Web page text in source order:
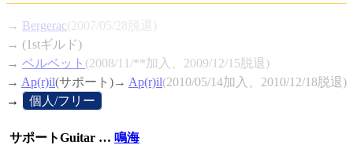
→ Bergerac(2007/05/28脱退)
→ (1stギルド)
→ ベルベット (2008/11/**加入、2009/12/15脱退)
→ Ap(r)il(サポート)→ Ap(r)il(2010/05/14加入、2010/12/18脱退)
→
個人/フリー
サポートGuitar … 鳴海